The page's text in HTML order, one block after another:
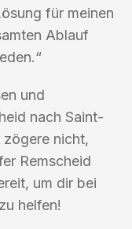
für meinen
Ablauf
und
nach Saint-
zögere nicht,
Remscheid
um dir bei
helfen!